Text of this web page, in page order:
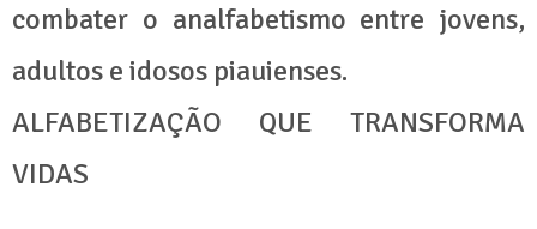
combater o analfabetismo entre jovens,
adultos e idosos piauienses.
ALFABETIZAÇÃO QUE TRANSFORMA
VIDAS